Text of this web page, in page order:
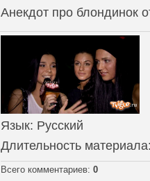
Анекдот про блондинок
Язык: Русский
Длительность материала
Всего комментариев: 0